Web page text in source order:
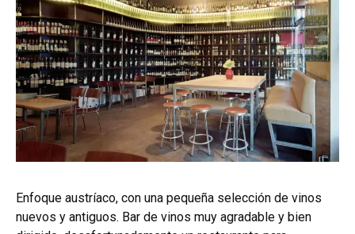
Enfoque austríaco, con una pequeña selección de vinos
nuevos y antiguos. Bar de vinos muy agradable y bien